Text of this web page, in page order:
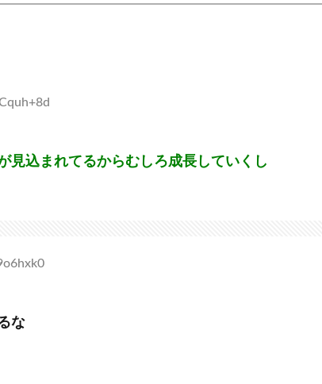
見込まれてるからむしろ成長していくし
な